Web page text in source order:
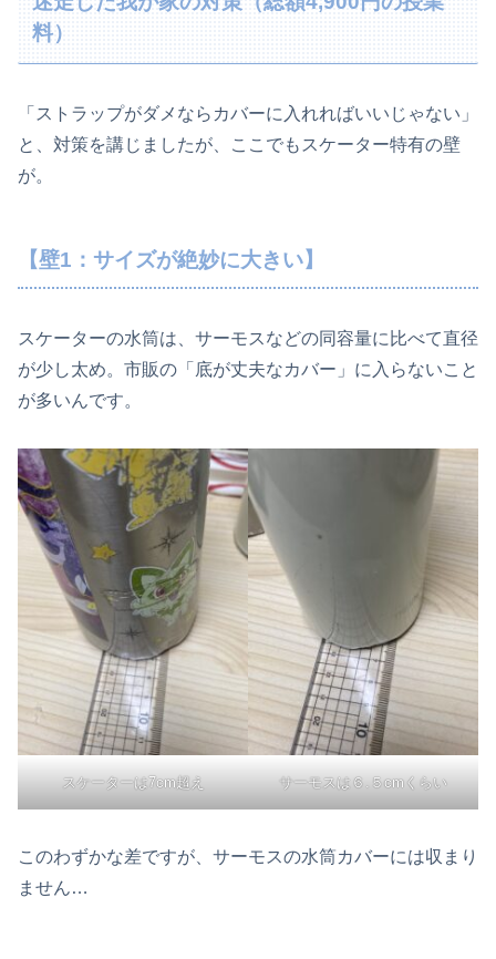
料）
「ストラップがダメならカバーに入れればいいじゃない」
と、対策を講じましたが、ここでもスケーター特有の壁
が。
【壁1：サイズが絶妙に大きい】
スケーターの水筒は、サーモスなどの同容量に比べて直径
が少し太め。市販の「底が丈夫なカバー」に入らないこと
が多いんです。
スケーターは7cm超え サーモスは６.５cmくらい
このわずかな差ですが、サーモスの水筒カバーには収まり
ません…